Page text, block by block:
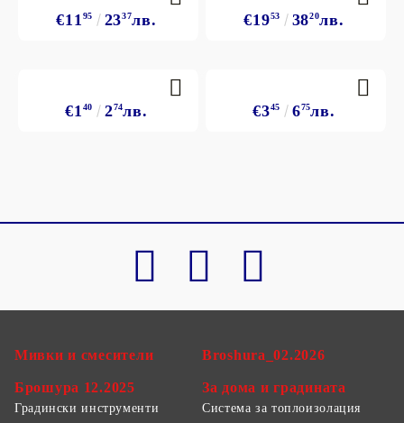
€11 95 2337лв. €1953 3820лв.
€1 40 274лв. €345 675лв.
Мивки и смесители
Брошура 12.2025
Broshura_02.2026
За дома и градината
Градински инструменти
Система за топлоизолация